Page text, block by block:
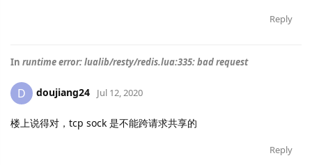
Reply
In runtime error: lualib/resty/redis.lua:335: bad request
D doujiang24 Jul 12, 2020
楼上说得对，tcp sock 是不能跨请求共享的
Reply